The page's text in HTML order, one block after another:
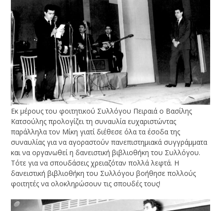
Εκ μέρους του φοιτητικού Συλλόγου Πειραιά ο Βασίλης
Κατσούλης προλογίζει τη συναυλία ευχαριστώντας
παράλληλα τον Μίκη γιατί διέθεσε όλα τα έσοδα της
συναυλίας για να αγοραστούν πανεπιστημιακά συγγράμματα
και να οργανωθεί η δανειστική βιβλιοθήκη του Συλλόγου.
Τότε για να σπουδάσεις χρειαζόταν πολλά λεφτά. Η
δανειστική βιβλιοθήκη του Συλλόγου βοήθησε πολλούς
φοιτητές να ολοκληρώσουν τις σπουδές τους!